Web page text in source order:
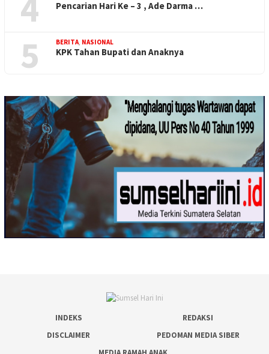
Pencarian Hari Ke – 3 , Ade Darma …
5 BERITA NASIONAL
KPK Tahan Bupati dan Anaknya
INDEKS
REDAKSI
DISCLAIMER
PEDOMAN MEDIA SIBER